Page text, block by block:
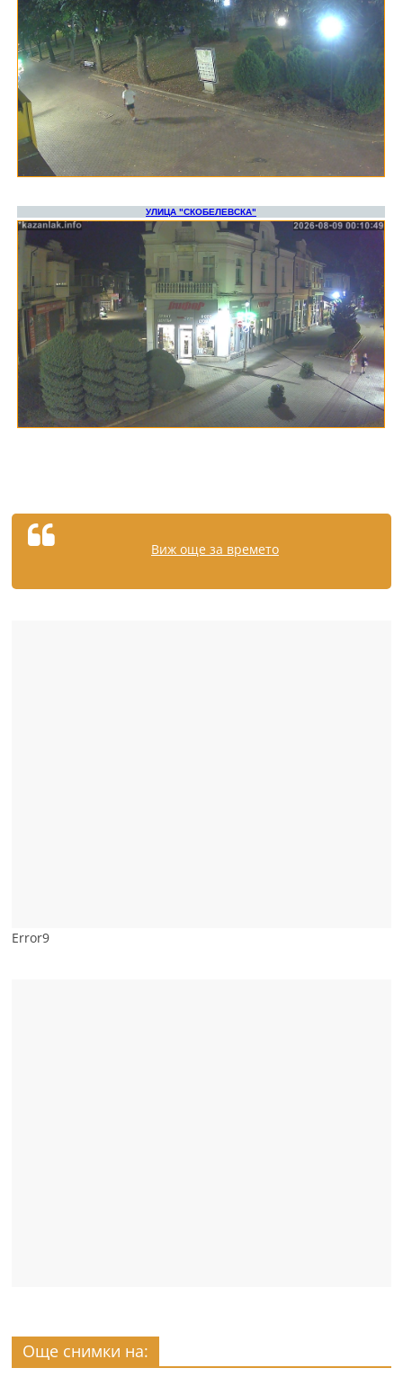
Виж още за времето
Error9
Още снимки на: